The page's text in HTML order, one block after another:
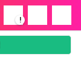
!